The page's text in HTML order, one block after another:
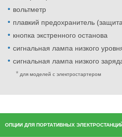
вольтметр
плавкий предохранитель
кнопка экстренного останова
сигнальная лампа низкого
сигнальная лампа низкого
для моделей с электростартером
ОПЦИИ ДЛЯ ПОРТАТИВНЫХ